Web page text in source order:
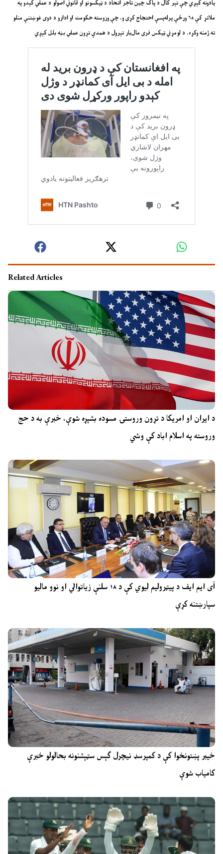
یادونه کېږي چې تېر کال د پاک چین تاجر اتحاد د ټیکسونو او قانوني اصولو د عملي کېدو په
ملاتړ کې ۶۸ ورځې پرله‌پسې احتجاج کړی و، چې وروسته حکومت او ادارو د دوی غوښتنې منلو
ته ژمنه وکړه. د لومړني ټیکس فری مال‌بار تېرول د همدې تړون عملي بڼه بلل کېږي
Related Articles
د ایران او امریکا د تړون وروستۍ مسوده بشپړه شوې، خبرې به د حج
وروسته په اسلام اباد کې وشي
آی ایم ایف د پیټرولیم لیوي کې د ۱۸ سلنې زیاتوالي او نوو مالیو
سپارښتنه کړې
خیبر پښتونخوا کې د کمپرسډ نیچرل ګېس سټېشنونه بحالولو خبرې
کامیاب شوې